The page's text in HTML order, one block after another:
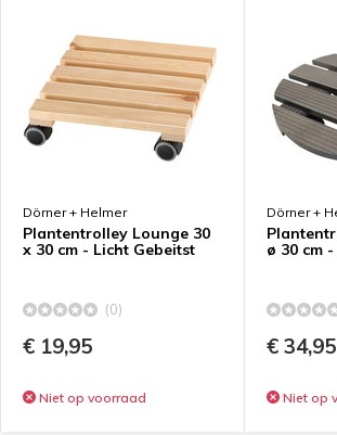
Dörner + Helmer
Plantentrolley Lounge 30
x 30 cm - Licht Gebeitst
(0)
€ 19,95
Niet op voorraad
Dörner +
ø 30 cm
€ 34,95
Niet op